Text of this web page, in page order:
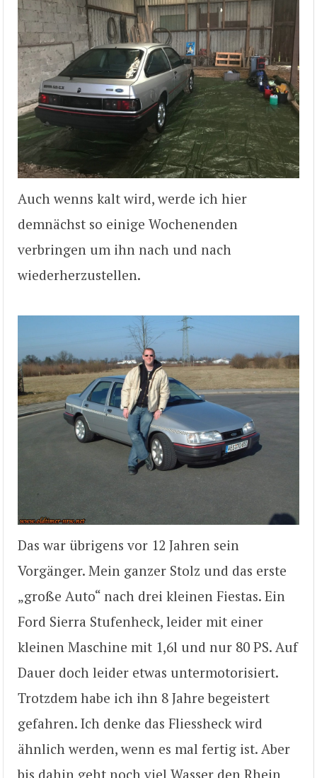
Auch wenns kalt wird, werde ich hier
demnächst so einige Wochenenden
verbringen um ihn nach und nach
wiederherzustellen.
Das war übrigens vor 12 Jahren sein
Vorgänger. Mein ganzer Stolz und das erste
„große Auto“ nach drei kleinen Fiestas. Ein
Ford Sierra Stufenheck, leider mit einer
kleinen Maschine mit 1,6l und nur 80 PS. Auf
Dauer doch leider etwas untermotorisiert.
Trotzdem habe ich ihn 8 Jahre begeistert
gefahren. Ich denke das Fliessheck wird
ähnlich werden, wenn es mal fertig ist. Aber
bis dahin geht noch viel Wasser den Rhein